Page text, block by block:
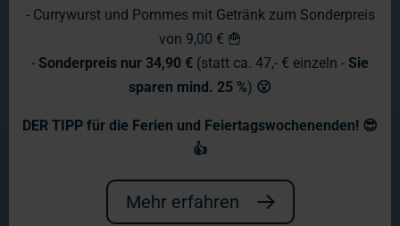
Adventskalender 2019
Wunderland - und unser
- Currywurst und Pommes mit Getränk zum Sonderpreis
von 9,00 € 🍟
- Sonderpreis nur 34,90 € (statt ca. 47,- € einzeln - Sie
sparen mind. 25 %) 😮
DER TIPP für die Ferien und Feiertagswochenenden! 😎
👍
Mehr erfahren